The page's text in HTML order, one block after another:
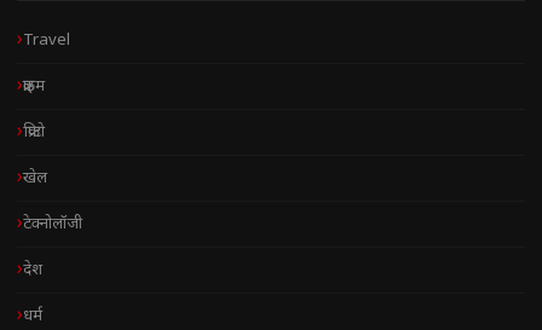
Travel
क्राइम
क्रिप्टो
खेल
टेक्नोलॉजी
देश
धर्म